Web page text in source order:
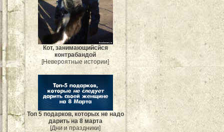
Кот, занимающийсйся
контрабандой
[Невероятные истории]
Топ 5 подарков, которых не надо
дарить на 8 марта
[Дни и праздники]